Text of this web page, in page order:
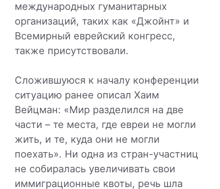
международных гуманитарных
организаций, таких как «Джойнт» и
Всемирный еврейский конгресс,
также присутствовали.
Сложившуюся к началу конференции
ситуацию ранее описал Хаим
Вейцман: «Мир разделился на две
части – те места, где евреи не могли
жить, и те, куда они не могли
поехать». Ни одна из стран-участниц
не собиралась увеличивать свои
иммиграционные квоты, речь шла